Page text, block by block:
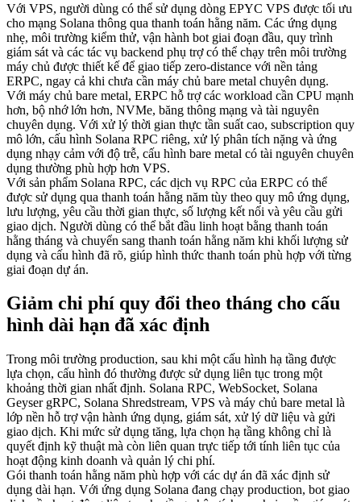
Với VPS, người dùng có thể sử dụng dòng EPYC VPS được tối ưu
cho mạng Solana thông qua thanh toán hằng năm. Các ứng dụng
nhẹ, môi trường kiểm thử, vận hành bot giai đoạn đầu, quy trình
giám sát và các tác vụ backend phụ trợ có thể chạy trên môi trường
máy chủ được thiết kế để giao tiếp zero-distance với nền tảng
ERPC, ngay cả khi chưa cần máy chủ bare metal chuyên dụng.
Với máy chủ bare metal, ERPC hỗ trợ các workload cần CPU mạnh
hơn, bộ nhớ lớn hơn, NVMe, băng thông mạng và tài nguyên
chuyên dụng. Với xử lý thời gian thực tần suất cao, subscription quy
mô lớn, cấu hình Solana RPC riêng, xử lý phân tích nặng và ứng
dụng nhạy cảm với độ trễ, cấu hình bare metal có tài nguyên chuyên
dụng thường phù hợp hơn VPS.
Với sản phẩm Solana RPC, các dịch vụ RPC của ERPC có thể
được sử dụng qua thanh toán hằng năm tùy theo quy mô ứng dụng,
lưu lượng, yêu cầu thời gian thực, số lượng kết nối và yêu cầu gửi
giao dịch. Người dùng có thể bắt đầu linh hoạt bằng thanh toán
hằng tháng và chuyển sang thanh toán hằng năm khi khối lượng sử
dụng và cấu hình đã rõ, giúp hình thức thanh toán phù hợp với từng
giai đoạn dự án.
Giảm chi phí quy đổi theo tháng cho cấu
hình dài hạn đã xác định
Trong môi trường production, sau khi một cấu hình hạ tầng được
lựa chọn, cấu hình đó thường được sử dụng liên tục trong một
khoảng thời gian nhất định. Solana RPC, WebSocket, Solana
Geyser gRPC, Solana Shredstream, VPS và máy chủ bare metal là
lớp nền hỗ trợ vận hành ứng dụng, giám sát, xử lý dữ liệu và gửi
giao dịch. Khi mức sử dụng tăng, lựa chọn hạ tầng không chỉ là
quyết định kỹ thuật mà còn liên quan trực tiếp tới tính liên tục của
hoạt động kinh doanh và quản lý chi phí.
Gói thanh toán hằng năm phù hợp với các dự án đã xác định sử
dụng dài hạn. Với ứng dụng Solana đang chạy production, bot giao